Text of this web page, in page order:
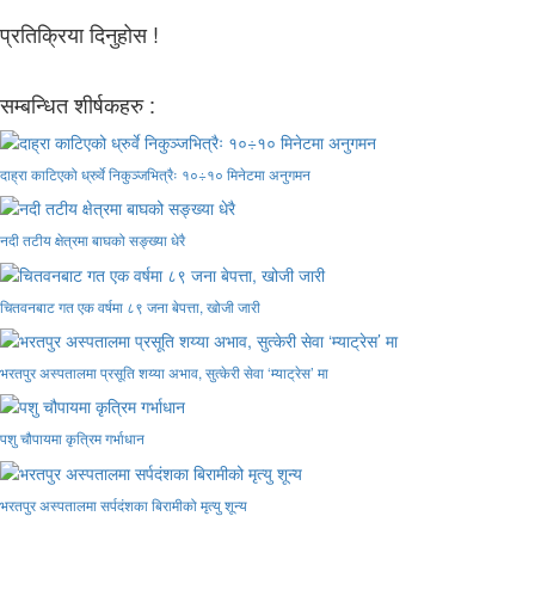
प्रतिक्रिया दिनुहोस !
सम्बन्धित शीर्षकहरु :
दाह्रा काटिएको ध्रुर्वे निकुञ्जभित्रैः १०÷१० मिनेटमा अनुगमन
नदी तटीय क्षेत्रमा बाघको सङ्ख्या धेरै
चितवनबाट गत एक वर्षमा ८९ जना बेपत्ता, खोजी जारी
भरतपुर अस्पतालमा प्रसूति शय्या अभाव, सुत्केरी सेवा ‘म्याट्रेस’ मा
पशु चौपायमा कृत्रिम गर्भाधान
भरतपुर अस्पतालमा सर्पदंशका बिरामीको मृत्यु शून्य